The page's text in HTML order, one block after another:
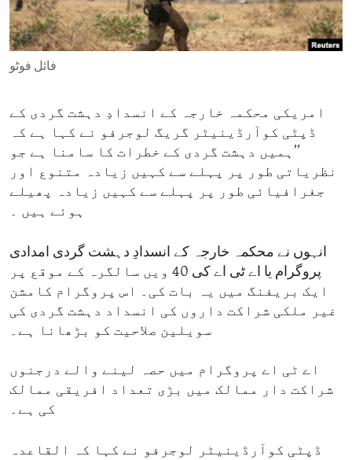
ENVIRONMENT AND HEALTH
IDEALS AND INSTITUTIONS
فائل فوٹو
امریکی محکمہ خارجہ کے انسدادِ دہشت گردی کے
ڈپٹی کوآرڈینیٹر گریگ لوجرفو نے کہا ہے کہ
’’ہمیں دہشت گردی کے خطرات کا سامنا ہے جو
نظریاتی طور پر پہلے سے کہیں زیادہ متنوع اور
جغرافیائی طور پر پہلے سے کہیں زیادہ پھیلے
ہوئے ہیں ۔
انہوں نے محکمہ خارجہ کے انسدادِ دہشت گردی امدادی
پروگرام یا اے ٹی اے کی 40 ویں سالگرہ کے موقع پر
ایک بریفنگ میں یہ بات کی۔ اس پروگرام کامشن
غیر ملکی شراکت داروں کی انسداد دہشت گردی کی
سویلین صلاحیت کو بڑھانا ہے۔
اے ٹی اے پروگرام میں حصہ لینے والے درجنوں
شراکت دار ممالک میں بڑی تعداد افریقی ممالک
کی ہے۔
ڈپٹی کوآرڈینیٹر لوجرفو نے کہا کہ القاعدہ